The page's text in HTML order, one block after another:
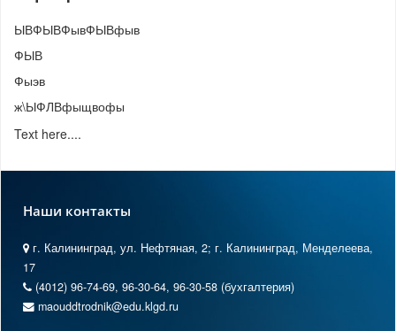
ЫВФЫВФывФЫВфыв
ФЫВ
Фыэв
ж\ЫФЛВфыщвофы
Text here....
Наши контакты
г. Калининград, ул. Нефтяная, 2; г. Калининград, Менделеева,
17
(4012) 96-74-69, 96-30-64, 96-30-58 (бухгалтерия)
maouddtrodnik@edu.klgd.ru